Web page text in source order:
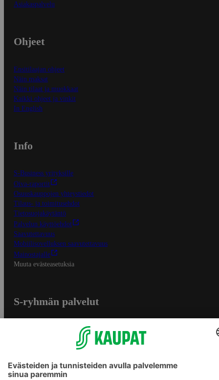
Asiakaspalvelu
Ohjeet
Ensitilaajan ohjeet
Näin maksat
Näin tilaat ja muokkaat
Kaikki ohjeet ja vinkit
In English
Info
S-Business yrityksille
Oiva-raportit
Osuuskauppojen yhteystiedot
Tilaus- ja toimitusehdot
Tietosuojakäytäntö
Palvelun käyttöehdot
Saavutettavuus
Mobiilisovelluksen saavutettavuus
Mainostajalle
Muuta evästeasetuksia
S-ryhmän palvelut
Yhteishyvä Ruoka -sovellus
S-ostoslista -sovellus
Prisma.fi